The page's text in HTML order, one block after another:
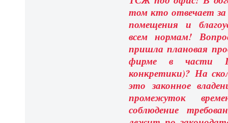
том кто отвечает
помещения и
всем нормам!
пришла плановая
фирме в части
конкретики)? На
это законное
промежуток
соблюдение